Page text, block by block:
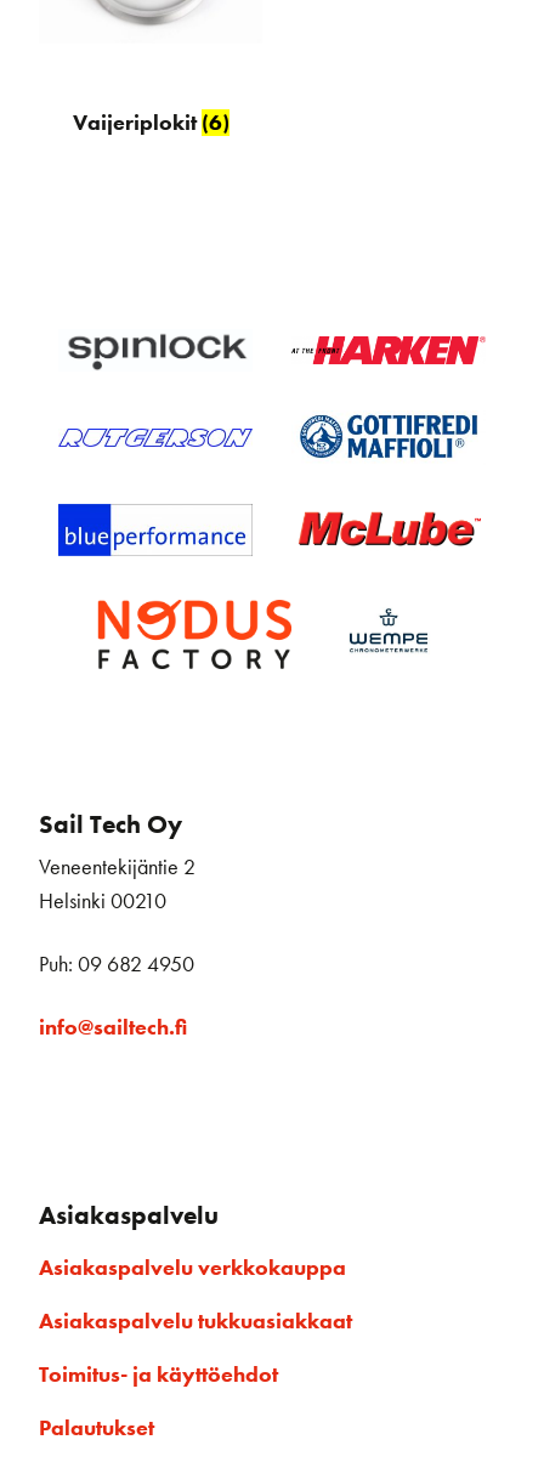
Vaijeriplokit(6)
Sail Tech Oy
Veneentekijäntie 2
Helsinki 00210
Puh: 09 682 4950
info@sailtech.fi
Asiakaspalvelu
Asiakaspalvelu verkkokauppa
Asiakaspalvelu tukkuasiakkaat
Toimitus- ja käyttöehdot
Palautukset